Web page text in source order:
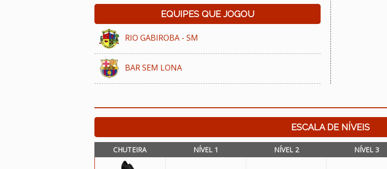
EQUIPES QUE JOGOU
RIO GABIROBA - SM
BAR SEM LONA
ESCALA DE NÍVEIS
CHUTEIRA NÍVEL 1 NÍVEL 2 NÍVEL 3